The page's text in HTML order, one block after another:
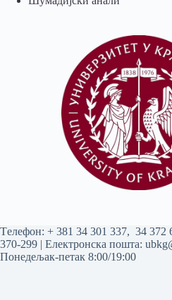
Tелефон: + 381 34 301 337, 34 372
370-299 | Електронска пошта:
Понедељак-петак 8:00/19:00